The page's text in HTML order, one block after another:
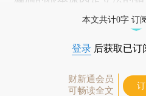
本文共计0字 订
登录 后获取已订
财新通会员
可畅读全文